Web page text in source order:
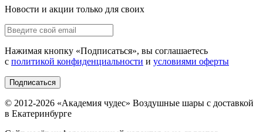
Новости и акции только для своих
Нажимая кнопку «Подписаться», вы соглашаетесь
с политикой конфиденциальности и условиями оферты
Подписаться
© 2012-2026 «Академия чудес» Воздушные шары с доставкой
в Екатеринбурге